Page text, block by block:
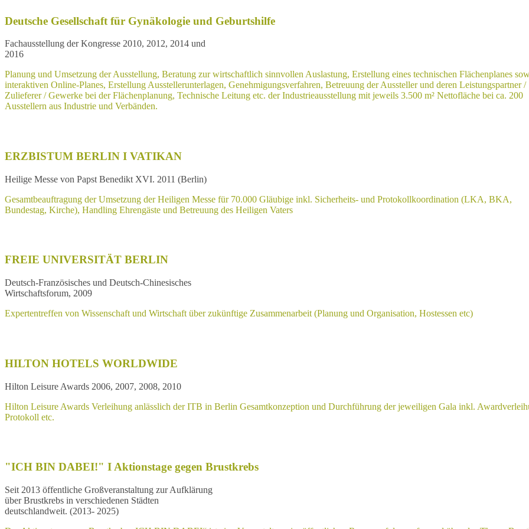
Deutsche Gesellschaft für Gynäkologie und Geburtshilfe
Fachausstellung der Kongresse 2010, 2012, 2014 und
2016
Planung und Umsetzung der Ausstellung, Beratung zur wirtschaftlich sinnvollen Auslastung, Erstellung eines technischen Flächenplanes
interaktiven Online-Planes, Erstellung Ausstellerunterlagen, Genehmigungsverfahren, Betreuung der Aussteller und deren Leistungspartner /
Zulieferer / Gewerke bei der Flächenplanung, Technische Leitung etc. der Industrieausstellung mit jeweils 3.500 m² Nettofläche bei ca. 200
Ausstellern aus Industrie und Verbänden.
ERZBISTUM BERLIN I VATIKAN
Heilige Messe von Papst Benedikt XVI. 2011 (Berlin)
Gesamtbeauftragung der Umsetzung der Heiligen Messe für 70.000 Gläubige inkl. Sicherheits- und Protokollkoordination (LKA, BKA,
Bundestag, Kirche), Handling Ehrengäste und Betreuung des Heiligen Vaters
FREIE UNIVERSITÄT BERLIN
Deutsch-Französisches und Deutsch-Chinesisches
Wirtschaftsforum, 2009
Expertentreffen von Wissenschaft und Wirtschaft über zukünftige Zusammenarbeit (Planung und Organisation, Hostessen etc)
HILTON HOTELS WORLDWIDE
Hilton Leisure Awards 2006, 2007, 2008, 2010
Hilton Leisure Awards Verleihung anlässlich der ITB in Berlin Gesamtkonzeption und Durchführung der jeweiligen Gala inkl.
Protokoll etc.
"ICH BIN DABEI!" I Aktionstage gegen Brustkrebs
Seit 2013 öffentliche Großveranstaltung zur Aufklärung
über Brustkrebs in verschiedenen Städten
deutschlandweit. (2013- 2025)